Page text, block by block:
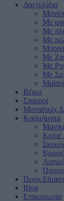
Δαχτυλίδια
Mε
Mε
Mε
Με
Με
Με
Βέρες
Σταυροί
Μοναδικές
Κοσμήματα
Κολιέ
Ποιοι
Blog
Επικοινωνία